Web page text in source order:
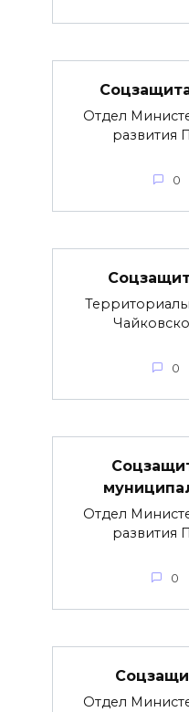
Отдел
развития
0
0
Отдел
развития
0
Отдел